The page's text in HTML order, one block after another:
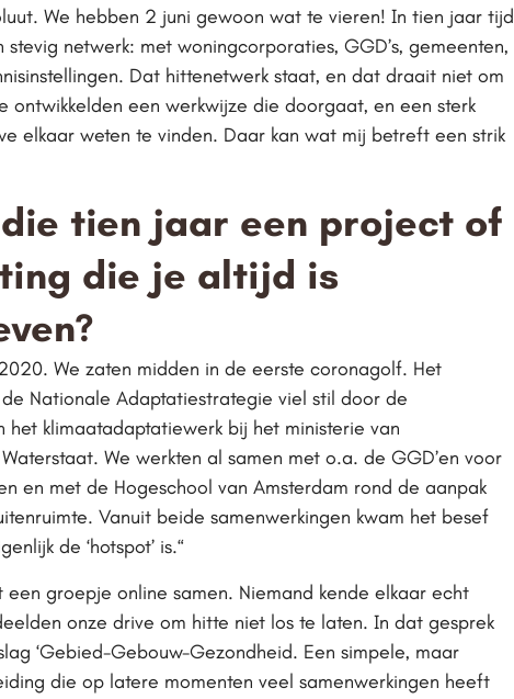
We hebben 2 juni gewoon wat te vieren! In tien jaar tijd
netwerk: met woningcorporaties, GGD’s, gemeenten,
Dat hittenetwerk staat, en dat draait niet om
ontwikkelden een werkwijze die doorgaat, en een sterk
elkaar weten te vinden. Daar kan wat mij betreft een strik
tien jaar een project of
die je altijd is
We zaten midden in de eerste coronagolf. Het
Nationale Adaptatiestrategie viel stil door de
het klimaatadaptatiewerk bij het ministerie van
We werkten al samen met o.a. de GGD’en voor
en met de Hogeschool van Amsterdam rond de aanpak
Vanuit beide samenwerkingen kwam het besef
de ‘hotspot’ is.“
een groepje online samen. Niemand kende elkaar echt
onze drive om hitte niet los te laten. In dat gesprek
‘Gebied-Gebouw-Gezondheid. Een simpele, maar
die op latere momenten veel samenwerkingen heeft